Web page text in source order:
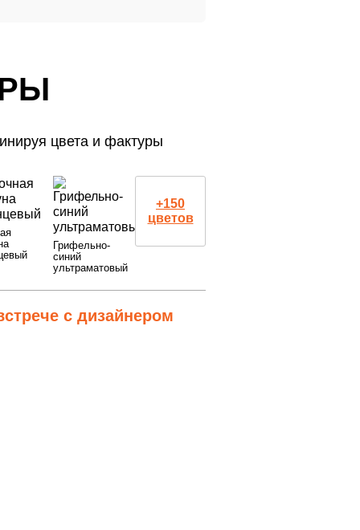
цвета и фактуры
Грифельно-
синий
ультраматовый
+150
цветов
с дизайнером